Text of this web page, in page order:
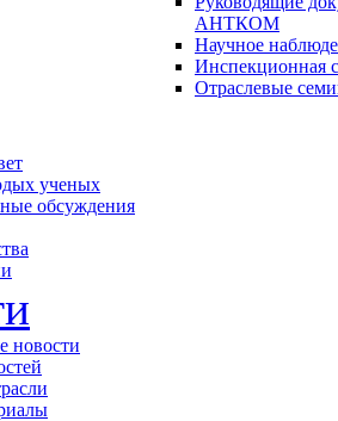
АНТКОМ
Научное
Инспекционная
Отраслевые
ученых
обсуждения
новости